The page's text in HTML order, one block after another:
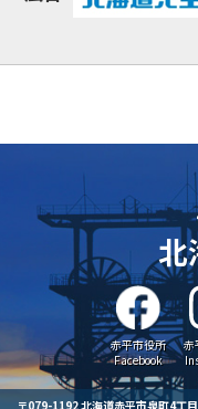
北
赤平市役所
Facebook
赤
〒079-1192 北海道赤平市泉町4丁